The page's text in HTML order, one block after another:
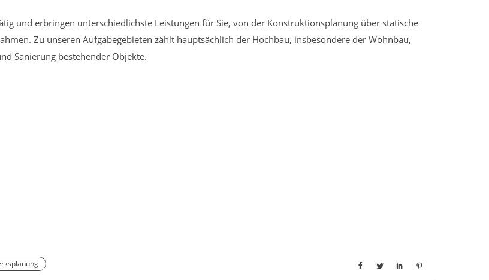
und erbringen unterschiedlichste Leistungen für Sie, von der Konstruktionsplanung über statische
Zu unseren Aufgabegebieten zählt hauptsächlich der Hochbau, insbesondere der Wohnbau,
Sanierung bestehender Objekte.